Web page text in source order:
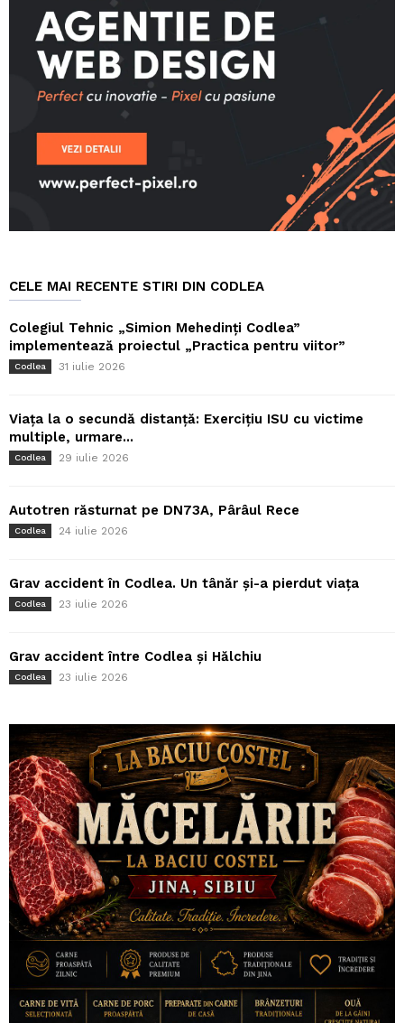
CELE MAI RECENTE STIRI DIN CODLEA
Colegiul Tehnic „Simion Mehedinți Codlea”
implementează proiectul „Practica pentru viitor”
Codlea 31 iulie 2026
Viața la o secundă distanță: Exercițiu ISU cu victime
multiple, urmare...
Codlea 29 iulie 2026
Autotren răsturnat pe DN73A, Pârâul Rece
Codlea 24 iulie 2026
Grav accident în Codlea. Un tânăr și-a pierdut viața
Codlea 23 iulie 2026
Grav accident între Codlea și Hălchiu
Codlea 23 iulie 2026